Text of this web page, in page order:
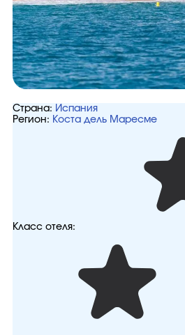
Страна: Испания
Регион: Коста дель Маресме
Класс отеля: